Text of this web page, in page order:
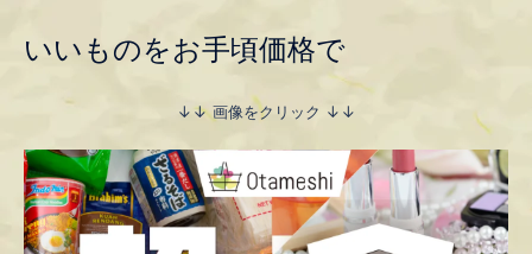
いいものをお手頃価格で
↓↓ 画像をクリック ↓↓